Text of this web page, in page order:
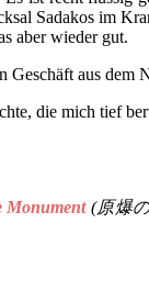
Sadakos im
aber wieder gut.
aus
die mich tief
Monument(原爆の